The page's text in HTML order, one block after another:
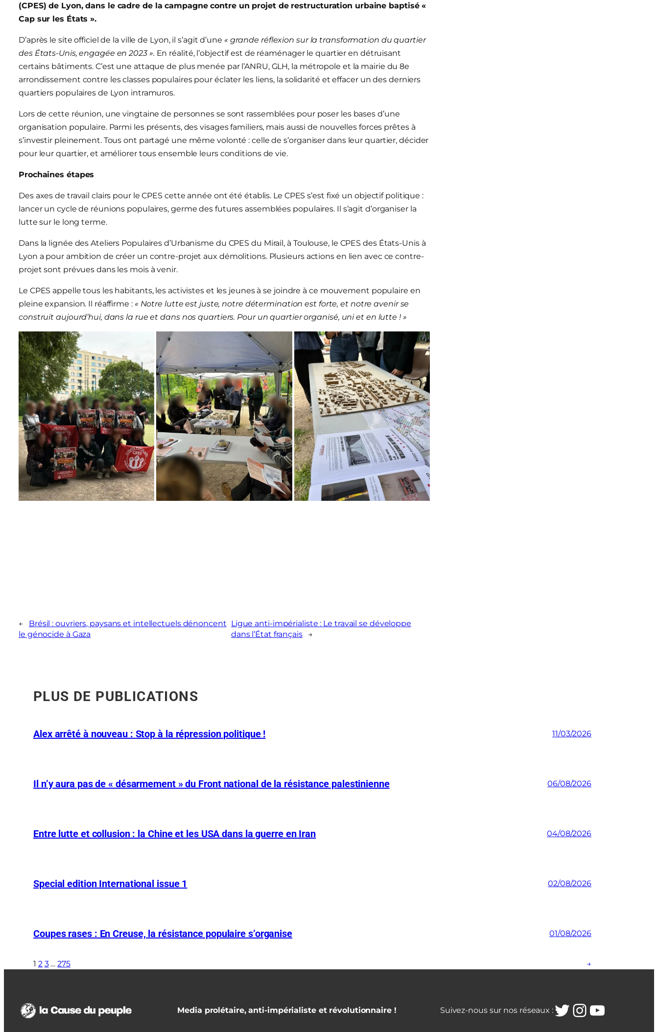
(CPES) de Lyon, dans le cadre de la campagne contre un projet de restructuration urbaine baptisé «
Cap sur les États ».
D’après le site officiel de la ville de Lyon, il s’agit d’une « grande réflexion sur la transformation du quartier
des États-Unis, engagée en 2023 ». En réalité, l’objectif est de réaménager le quartier en détruisant
certains bâtiments. C’est une attaque de plus menée par l’ANRU, GLH, la métropole et la mairie du 8e
arrondissement contre les classes populaires pour éclater les liens, la solidarité et effacer un des derniers
quartiers populaires de Lyon intramuros.
Lors de cette réunion, une vingtaine de personnes se sont rassemblées pour poser les bases d’une
organisation populaire. Parmi les présents, des visages familiers, mais aussi de nouvelles forces prêtes à
s’investir pleinement. Tous ont partagé une même volonté : celle de s’organiser dans leur quartier, décider
pour leur quartier, et améliorer tous ensemble leurs conditions de vie.
Prochaines étapes
Des axes de travail clairs pour le CPES cette année ont été établis. Le CPES s’est fixé un objectif politique :
lancer un cycle de réunions populaires, germe des futures assemblées populaires. Il s’agit d’organiser la
lutte sur le long terme.
Dans la lignée des Ateliers Populaires d’Urbanisme du CPES du Mirail, à Toulouse, le CPES des États-Unis à
Lyon a pour ambition de créer un contre-projet aux démolitions. Plusieurs actions en lien avec ce contre-
projet sont prévues dans les mois à venir.
Le CPES appelle tous les habitants, les activistes et les jeunes à se joindre à ce mouvement populaire en
pleine expansion. Il réaffirme : « Notre lutte est juste, notre détermination est forte, et notre avenir se
construit aujourd’hui, dans la rue et dans nos quartiers. Pour un quartier organisé, uni et en lutte ! »
←
Brésil : ouvriers, paysans et intellectuels dénoncent
le génocide à Gaza
Ligue anti-impérialiste : Le travail se développe
dans l’État français
→
PLUS DE PUBLICATIONS
Alex arrêté à nouveau : Stop à la répression politique ! 11/03/2026
Il n’y aura pas de « désarmement » du Front national de la résistance palestinienne 06/08/2026
Entre lutte et collusion : la Chine et les USA dans la guerre en Iran 04/08/2026
Special edition International issue 1 02/08/2026
Coupes rases : En Creuse, la résistance populaire s’organise 01/08/2026
1 2 3 … 275 →
Media prolétaire, anti-impérialiste et révolutionnaire ! Suivez-nous sur nos réseaux :Twitter